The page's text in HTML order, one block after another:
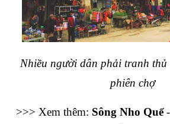
Nhiều người dân phải tranh thủ
phiên chợ
>>> Xem thêm: Sông Nho Quế -